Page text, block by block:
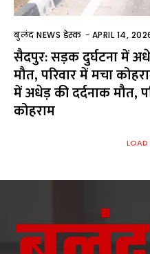
बुलंद NEWS डेस्क - APRIL 14,
सैदपुर: सड़क दुर्घटना में
मौत, परिवार में मचा
में अधेड़ की दर्दनाक मौत,
कोहराम
LOAD